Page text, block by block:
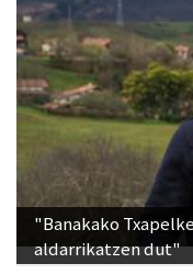
"Banakako
aldarrikatzen dut"